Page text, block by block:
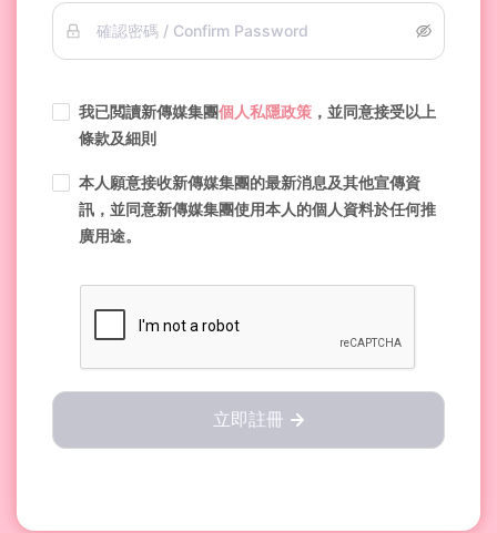
確認密碼 / Confirm Password
我已閲讀新傳媒集團個人私隱政策 ，並同意接受以上
條款及細則
本人願意接收新傳媒集團的最新消息及其他宣傳資
訊，並同意新傳媒集團使用本人的個人資料於任何推
廣用途。
立即註冊